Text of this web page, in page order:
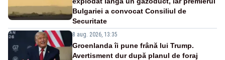
Bulgariei a convocat Consiliul de
Securitate
8 aug. 2026, 13:35
Groenlanda îi pune frână lui Trump.
Avertisment dur după planul de foraj